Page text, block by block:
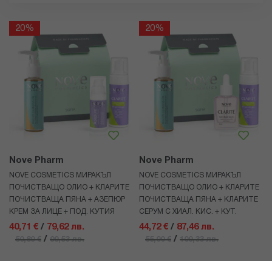
20%
Nove Pharm
NOVE COSMETICS МИРАКЪЛ
ПОЧИСТВАЩО ОЛИО + КЛАРИТЕ
ПОЧИСТВАЩА ПЯНА + АЗЕПЮР
КРЕМ ЗА ЛИЦЕ + ПОД. КУТИЯ
40,71 € / 79,62 лв.
50,89 € / 99,53 лв.
20%
Nove Pharm
NOVE COSMETICS МИРАКЪЛ
ПОЧИСТВАЩО ОЛИО + КЛАРИТЕ
ПОЧИСТВАЩА ПЯНА + КЛАРИТЕ
СЕРУМ С ХИАЛ. КИС. + КУТ.
44,72 € / 87,46 лв.
55,90 € / 109,33 лв.